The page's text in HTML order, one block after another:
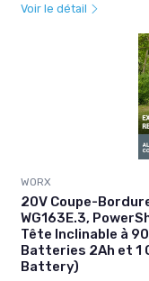
Voir le détail
WORX
20V Coupe-
WG163E.3,
Tête Inclinable à
Batteries 2Ah et 1
Battery)